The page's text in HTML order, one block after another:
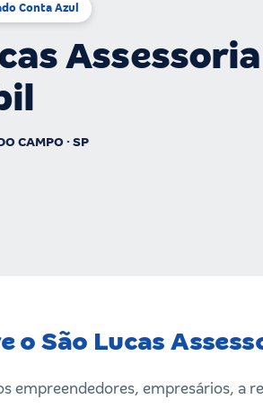
Conta Azul
Assessoria
CAMPO · SP
o São Lucas
empreendedores, empresários, a